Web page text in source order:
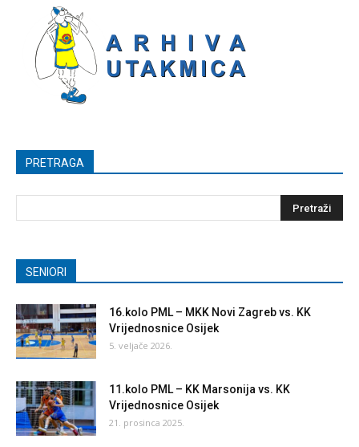
PRETRAGA
SENIORI
16.kolo PML – MKK Novi Zagreb vs. KK
Vrijednosnice Osijek
5. veljače 2026.
11.kolo PML – KK Marsonija vs. KK
Vrijednosnice Osijek
21. prosinca 2025.